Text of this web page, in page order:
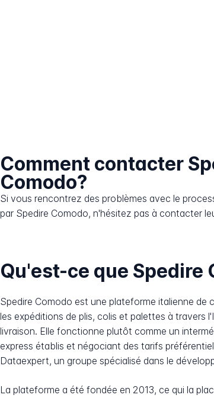
Comment contacter
Comodo?
Si vous rencontrez des problèmes avec le
par Spedire Comodo, n'hésitez pas à contacter
Qu'est-ce que Spedire
Spedire Comodo est une plateforme italienne de
les expéditions de plis, colis et palettes à travers
livraison. Elle fonctionne plutôt comme un
express établis et négociant des tarifs
Dataexpert, un groupe spécialisé dans le
La plateforme a été fondée en 2013, ce qui la